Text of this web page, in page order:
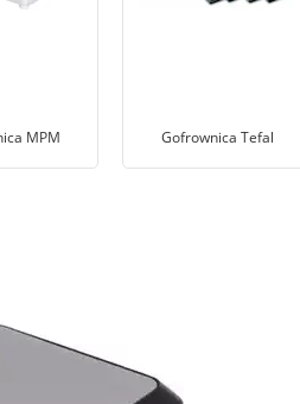
MPM Gofrownica Tefal